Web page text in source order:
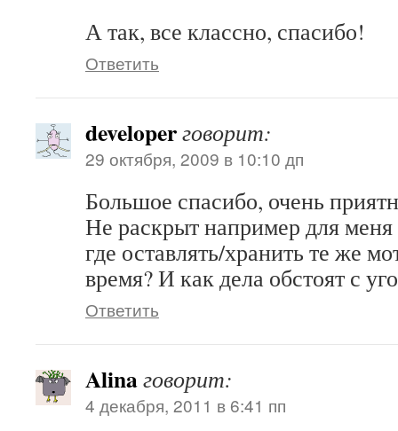
А так, все классно, спасибо!
Ответить
developerговорит:
29 октября, 2009 в 10:10 дп
Большое спасибо, очень
Не раскрыт например для
где оставлять/хранить те же
время? И как дела обстоят с
Ответить
Alinaговорит:
4 декабря, 2011 в 6:41 пп